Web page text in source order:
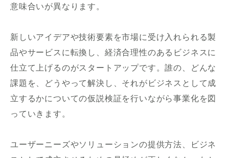
意味合いが異なります。
新しいアイデアや技術要素を市場に受け入れられる製
品やサービスに転換し、経済合理性のあるビジネスに
仕立て上げるのがスタートアップです。誰の、どんな
課題を、どうやって解決し、それがビジネスとして成
立するかについての仮説検証を行いながら事業化を図
っていきます。
ユーザーニーズやソリューションの提供方法、ビジネ